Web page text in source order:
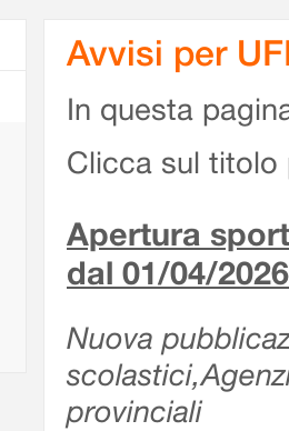
Avvisi per
In questa
Clicca sul titolo
Apertura
dal 01/04/2026
Nuova
provinciali